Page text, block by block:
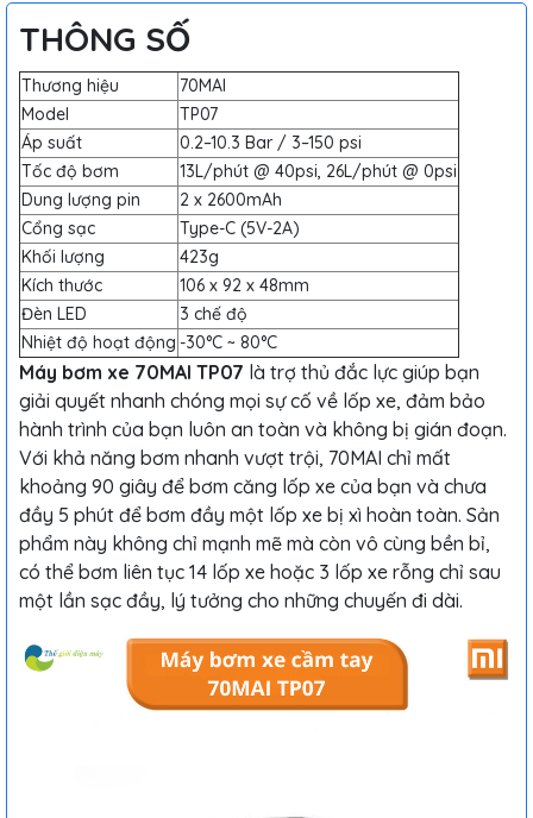
THÔNG SỐ
Thương hiệu
70MAI
Model
TP07
Áp suất
0.2–10.3 Bar / 3–150 psi
Tốc độ bơm
13L/phút @ 40psi, 26L/phút @ 0psi
Dung lượng pin
2 x 2600mAh
Cổng sạc
Type-C (5V-2A)
Khối lượng
423g
Kích thước
106 x 92 x 48mm
Đèn LED
3 chế độ
Nhiệt độ hoạt động -30°C ~ 80°C
Máy bơm xe 70MAI TP07 là trợ thủ đắc lực giúp bạn
giải quyết nhanh chóng mọi sự cố về lốp xe, đảm bảo
hành trình của bạn luôn an toàn và không bị gián đoạn.
Với khả năng bơm nhanh vượt trội, 70MAI chỉ mất
khoảng 90 giây để bơm căng lốp xe của bạn và chưa
đầy 5 phút để bơm đầy một lốp xe bị xì hoàn toàn. Sản
phẩm này không chỉ mạnh mẽ mà còn vô cùng bền bỉ,
có thể bơm liên tục 14 lốp xe hoặc 3 lốp xe rỗng chỉ sau
một lần sạc đầy, lý tưởng cho những chuyến đi dài.